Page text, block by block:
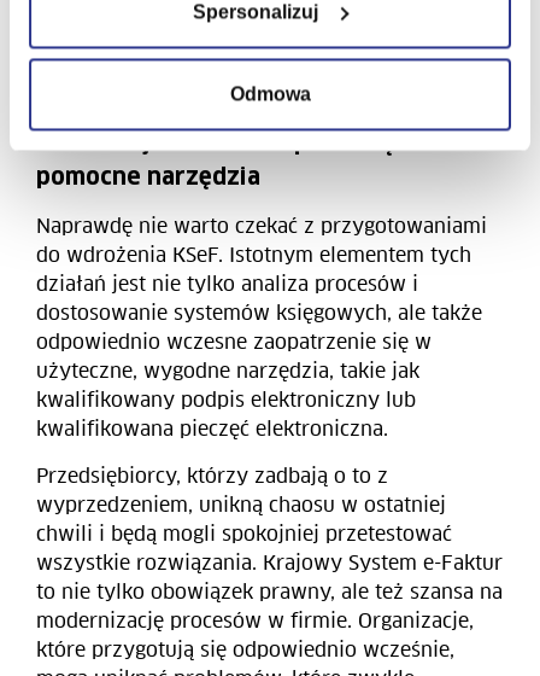
Spersonalizuj
Odmowa
przyspieszenie rozliczeń – ustandaryzowany
format wyeliminuje błędy odczytu dokumentów.
Nie odkładaj przygotowań na ostatni
moment: już teraz zaopatrz się w
pomocne narzędzia
Naprawdę nie warto czekać z przygotowaniami
do wdrożenia KSeF. Istotnym elementem tych
działań jest nie tylko analiza procesów i
dostosowanie systemów księgowych, ale także
odpowiednio wczesne zaopatrzenie się w
użyteczne, wygodne narzędzia, takie jak
kwalifikowany podpis elektroniczny lub
kwalifikowana pieczęć elektroniczna.
Przedsiębiorcy, którzy zadbają o to z
wyprzedzeniem, unikną chaosu w ostatniej
chwili i będą mogli spokojniej przetestować
wszystkie rozwiązania. Krajowy System e-Faktur
to nie tylko obowiązek prawny, ale też szansa na
modernizację procesów w firmie. Organizacje,
które przygotują się odpowiednio wcześnie,